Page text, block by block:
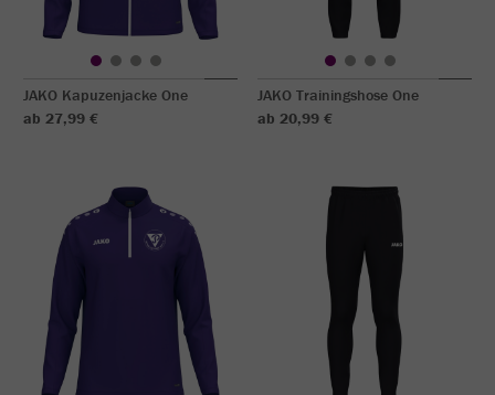
JAKO Kapuzenjacke One
ab 27,99 €
JAKO Trainingshose One
ab 20,99 €